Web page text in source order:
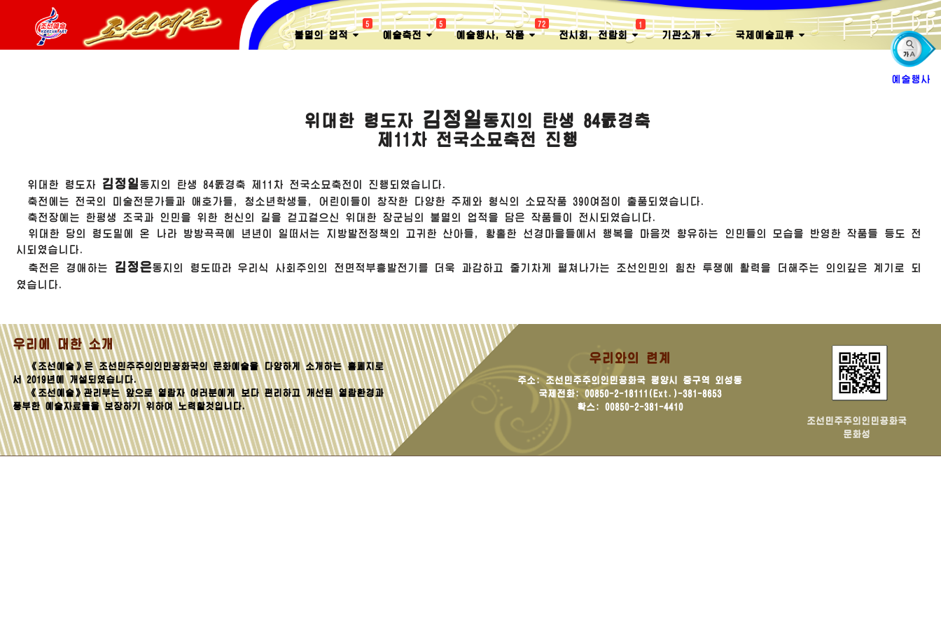
불멸의 업적
5
예술축전
5
예술행사, 작품
72
전시회, 전람회
1
기관소개 국제예술교류
예술행사
위대한 령도자 김정일동지의 탄생 84돐경축
제11차 전국소묘축전 진행
위대한 령도자 김정일동지의 탄생 84돐경축 제11차 전국소묘축전이 진행되였습니다.
축전에는 전국의 미술전문가들과 애호가들, 청소년학생들, 어린이들이 창작한 다양한 주제와 형식의 소묘작품 390여점이 출품되였습니다.
축전장에는 한평생 조국과 인민을 위한 헌신의 길을 걷고걸으신 위대한 장군님의 불멸의 업적을 담은 작품들이 전시되였습니다.
위대한 당의 령도밑에 온 나라 방방곡곡에 년년이 일떠서는 지방발전정책의 고귀한 산아들, 황홀한 선경마을들에서 행복을 마음껏 향유하는 인민들의 모습을 반영한 작품들 등도 전
시되였습니다.
축전은 경애하는 김정은동지의 령도따라 우리식 사회주의의 전면적부흥발전기를 더욱 과감하고 줄기차게 펼쳐나가는 조선인민의 힘찬 투쟁에 활력을 더해주는 의의깊은 계기로 되
였습니다.
우리에 대한 소개
《조선예술》은 조선민주주의인민공화국의 문화예술을 다양하게 소개하는 홈페지로
서 2019년에 개설되였습니다.
《조선예술》관리부는 앞으로 열람자 여러분에게 보다 편리하고 개선된 열람환경과
풍부한 예술자료들을 보장하기 위하여 노력할것입니다.
우리와의 련계
주소: 조선민주주의인민공화국 평양시 중구역 외성동
국제전화: 00850-2-18111(Ext.)-381-8653
확스: 00850-2-381-4410
조선민주주의인민공화국
문화성